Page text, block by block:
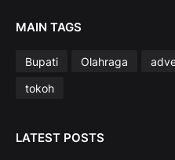
MAIN TAGS
Bupati Olahraga
tokoh
LATEST POSTS